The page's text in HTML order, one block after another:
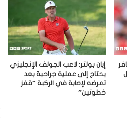
إيان بولتر: لاعب الجولف الإنجليزي
يحتاج إلى عملية جراحية بعد
تعرضه لإصابة في الركبة “قفز
خطوتين”